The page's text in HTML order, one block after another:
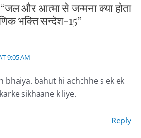
और आत्मा से जन्मना क्या होता
भक्ति सन्देश-15”
9:05 AM
bhaiya. bahut hi achchhe s ek ek
sikhaane k liye.
Reply